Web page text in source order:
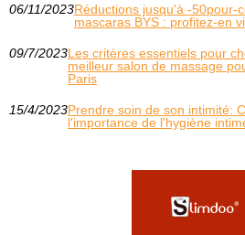
06/11/2023Réductions jusqu'à -50pour-
mascaras BYS : profitez-en
09/7/2023Les critères essentiels pour
meilleur salon de massage
Paris
15/4/2023Prendre soin de son intimité:
l'importance de l'hygiène